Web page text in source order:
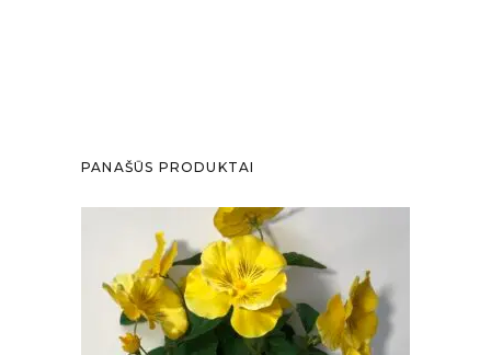
PANAŠŪS PRODUKTAI